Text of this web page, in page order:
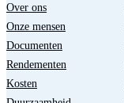
Over ons
Onze mensen
Documenten
Rendementen
Kosten